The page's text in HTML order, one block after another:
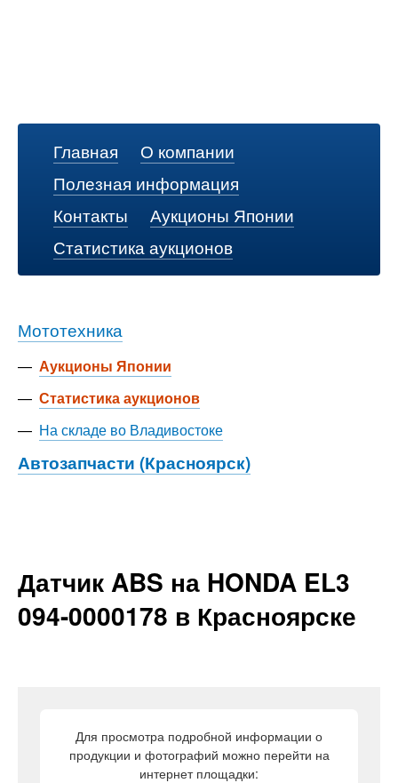
Главная
О компании
Полезная информация
Контакты
Аукционы Японии
Статистика аукционов
Мототехника
— Аукционы Японии
— Статистика аукционов
— На складе во Владивостоке
Автозапчасти (Красноярск)
Датчик ABS на HONDA EL3
094-0000178 в Красноярске
Для просмотра подробной информации о
продукции и фотографий можно перейти на
интернет площадки: